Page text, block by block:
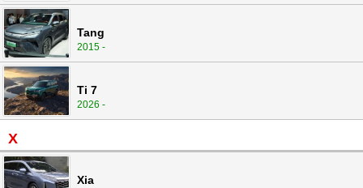
Tang
2015 -
Ti 7
2026 -
X
Xia